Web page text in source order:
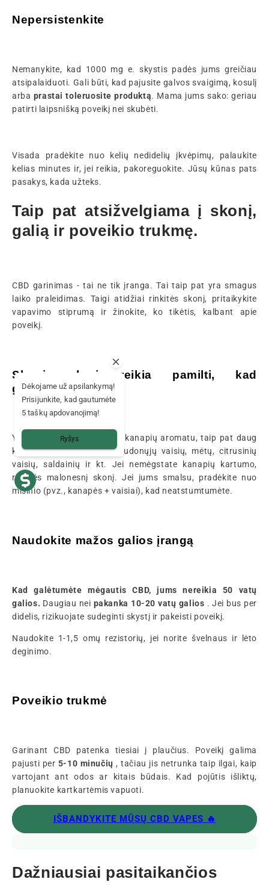
Nepersistenkite
Nemanykite, kad 1000 mg e. skystis padės jums greičiau
atsipalaiduoti. Gali būti, kad pajusite galvos svaigimą, kosulį
arba prastai toleruosite produktą. Mama jums sako: geriau
patirti laipsnišką poveikį nei skubėti.
Visada pradėkite nuo kelių nedidelių įkvėpimų, palaukite
kelias minutes ir, jei reikia, pakoreguokite. Jūsų kūnas pats
pasakys, kada užteks.
Taip pat atsižvelgiama į skonį,
galią ir poveikio trukmę.
CBD garinimas - tai ne tik įranga. Tai taip pat yra smagus
laiko praleidimas. Taigi atidžiai rinkitės skonį, pritaikykite
vapavimo stiprumą ir žinokite, ko tikėtis, kalbant apie
poveikį.
Skonis, kurį reikia pamilti, kad
galėtumėte tęsti
Yra e. skysčių su natūraliu kanapių aromatu, taip pat daug
kitų skonių, pavyzdžiui, raudonųjų vaisių, mėtų, citrusinių
vaisių, saldainių ir kt. Jei nemėgstate kanapių kartumo,
rinkitės malonesnį skonį. Jei jums smalsu, pradėkite nuo
mišinio (pvz., kanapės + vaisiai), kad neatstumtumėte.
Naudokite mažos galios įrangą
Kad galėtumėte mėgautis CBD, jums nereikia 50 vatų
galios. Daugiau nei pakanka 10-20 vatų galios . Jei bus per
didelis, rizikuojate sudeginti skystį ir pakeisti poveikį.
Naudokite 1-1,5 omų rezistorių, jei norite švelnaus ir lėto
deginimo.
Poveikio trukmė
Garinant CBD patenka tiesiai į plaučius. Poveikį galima
pajusti per 5-10 minučių, tačiau jis netrunka taip ilgai, kaip
vartojant ant odos ar kitais būdais. Kad pojūtis išliktų,
planuokite kartkartėmis vapuoti.
IŠBANDYKITE MŪSŲ CBD VAPES 🔥
Dažniausiai pasitaikančios
Dėkojame už apsilankymą!
Prisijunkite, kad gautumėte
5 taškų apdovanojimą!
Ryšys